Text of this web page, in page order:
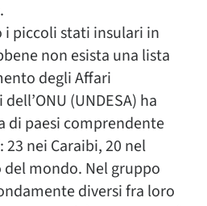
i piccoli stati insulari in
non esista una lista
degli Affari
(UNDESA) ha
di paesi comprendente
: 23 nei Caraibi, 20 nel
del mondo. Nel gruppo
diversi fra loro